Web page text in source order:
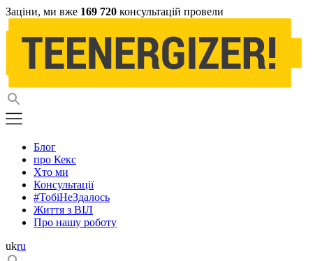
Заціни, ми вже 169 720 консультацій провели
Блог
про Кекс
Хто ми
Консультації
#ТобіНеЗдалось
Життя з ВІЛ
Про нашу роботу
ukru